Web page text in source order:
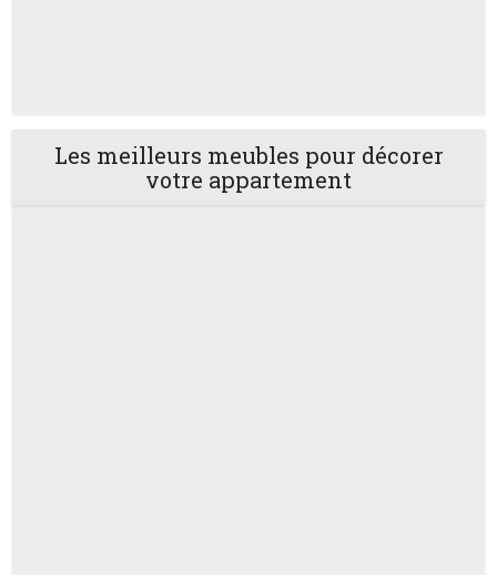
Les meilleurs meubles pour décorer
votre appartement